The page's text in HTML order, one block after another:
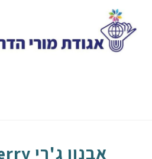
content
אבנון ג'רי Avnon Jerry